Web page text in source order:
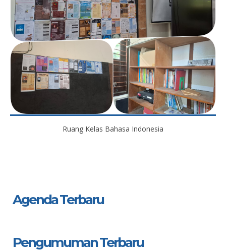
Ruang Kelas Bahasa Indonesia
Agenda Terbaru
Pengumuman Terbaru